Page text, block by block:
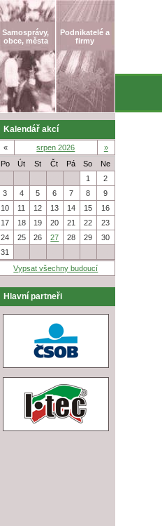
Samosprávy,
obce, města
Podnikatelé a
firmy
Kalendář akcí
« srpen 2026
»
Po
Út St Čt Pá So
Ne
1
2
3
4 5 6 7 8
9
10
11 12 13 14 15
16
17
18 19 20 21 22
23
24
25 26 27 28 29
30
31
Vypsat všechny budoucí
Hlavní partneři